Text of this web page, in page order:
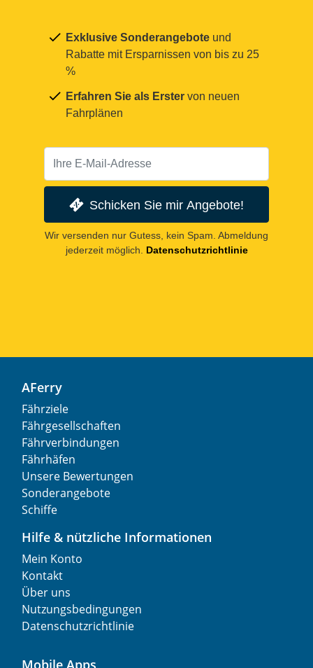
Exklusive Sonderangebote und
Rabatte mit Ersparnissen von bis zu 25
%
Erfahren Sie als Erster von neuen
Fahrplänen
Schicken Sie mir Angebote!
Wir versenden nur Gutess, kein Spam. Abmeldung
jederzeit möglich.
Datenschutzrichtlinie
AFerry
Fährziele
Fährgesellschaften
Fährverbindungen
Fährhäfen
Unsere Bewertungen
Sonderangebote
Schiffe
Hilfe & nützliche Informationen
Mein Konto
Kontakt
Über uns
Nutzungsbedingungen
Datenschutzrichtlinie